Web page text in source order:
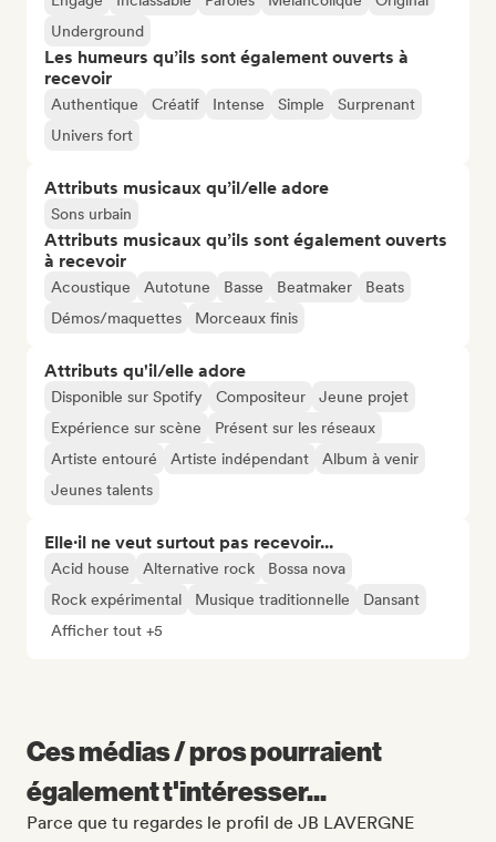
Underground
Les humeurs qu’ils sont également ouverts à
recevoir
Authentique Créatif Intense Simple
Surprenant
Univers fort
Attributs musicaux qu’il/elle adore
Sons urbain
Attributs musicaux qu’ils sont également ouverts
à recevoir
Acoustique Autotune Basse Beatmaker
Beats
Démos/maquettes
Morceaux finis
Attributs qu'il/elle adore
Disponible sur Spotify Compositeur
Jeune projet
Expérience sur scène
Présent sur les réseaux
Artiste entouré
Artiste indépendant
Album à venir
Jeunes talents
Elle·il ne veut surtout pas recevoir...
Acid house Alternative rock
Bossa nova
Rock expérimental
Musique traditionnelle
Dansant
Afficher tout +5
Ces médias / pros pourraient
également t'intéresser...
Parce que tu regardes le profil de JB LAVERGNE